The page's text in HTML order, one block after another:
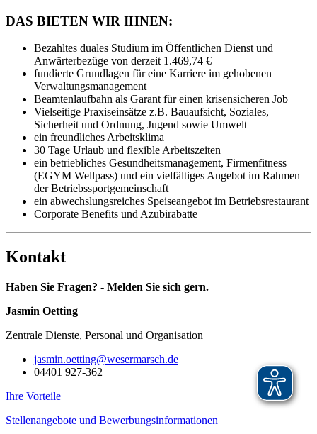
DAS BIETEN WIR IHNEN:
Bezahltes duales Studium im Öffentlichen Dienst und
Anwärterbezüge von derzeit 1.469,74 €
fundierte Grundlagen für eine Karriere im gehobenen
Verwaltungsmanagement
Beamtenlaufbahn als Garant für einen krisensicheren Job
Vielseitige Praxiseinsätze z.B. Bauaufsicht, Soziales,
Sicherheit und Ordnung, Jugend sowie Umwelt
ein freundliches Arbeitsklima
30 Tage Urlaub und flexible Arbeitszeiten
ein betriebliches Gesundheitsmanagement, Firmenfitness
(EGYM Wellpass) und ein vielfältiges Angebot im Rahmen
der Betriebssportgemeinschaft
ein abwechslungsreiches Speiseangebot im Betriebsrestaurant
Corporate Benefits und Azubirabatte
Kontakt
Haben Sie Fragen? - Melden Sie sich gern.
Jasmin Oetting
Zentrale Dienste, Personal und Organisation
jasmin.oetting@wesermarsch.de
04401 927-362
Ihre Vorteile
Stellenangebote und Bewerbungsinformationen